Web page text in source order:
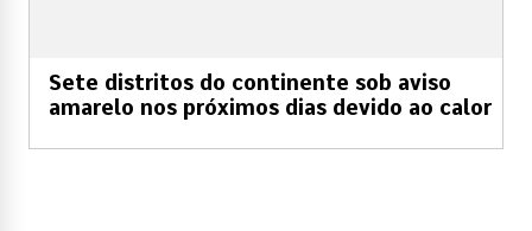
Sete distritos do continente sob aviso
amarelo nos próximos dias devido ao calor